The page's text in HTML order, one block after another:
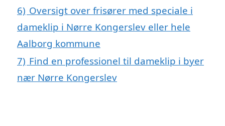
6) Oversigt over frisører med speciale i
dameklip i Nørre Kongerslev eller hele
Aalborg kommune
7) Find en professionel til dameklip i byer
nær Nørre Kongerslev